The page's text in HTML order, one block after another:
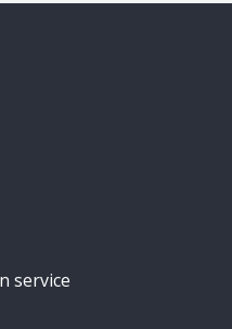
service